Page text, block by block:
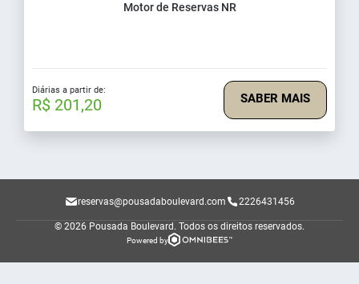
Motor de Reservas NR
Diárias a partir de:
R$ 201,20 SABER MAIS
reservas@pousadaboulevard.com 2226431456
© 2026 Pousada Boulevard. Todos os direitos reservados.
Powered by